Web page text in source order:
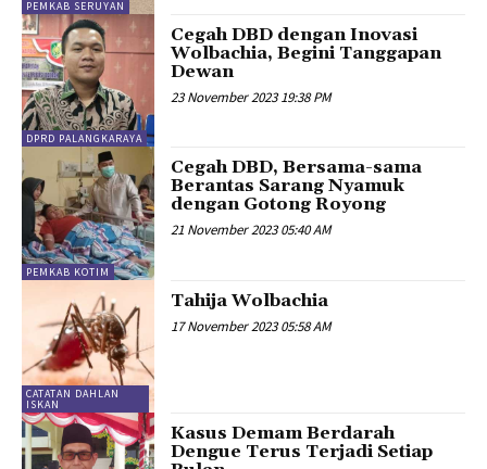
PEMKAB SERUYAN
DPRD PALANGKARAYA
Cegah DBD dengan Inovasi
Wolbachia, Begini Tanggapan
Dewan
23 November 2023 19:38 PM
PEMKAB KOTIM
Cegah DBD, Bersama-sama
Berantas Sarang Nyamuk
dengan Gotong Royong
21 November 2023 05:40 AM
CATATAN DAHLAN
ISKAN
Tahija Wolbachia
17 November 2023 05:58 AM
Kasus Demam Berdarah
Dengue Terus Terjadi Setiap